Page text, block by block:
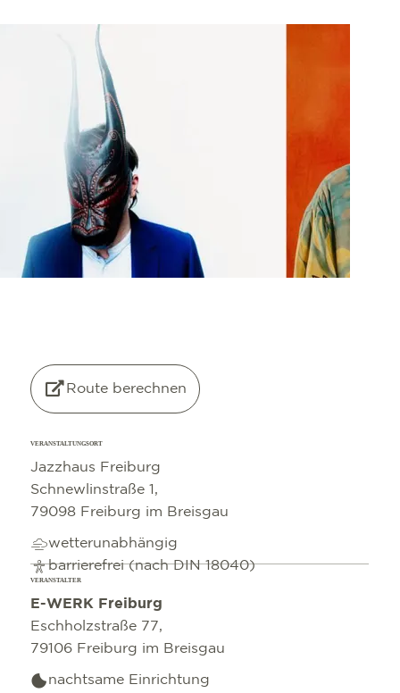
Route berechnen
VERANSTALTUNGSORT
Jazzhaus Freiburg
Schnewlinstraße 1,
79098 Freiburg im Breisgau
wetterunabhängig
barrierefrei (nach DIN 18040)
VERANSTALTER
E-WERK Freiburg
Eschholzstraße 77,
79106 Freiburg im Breisgau
nachtsame Einrichtung